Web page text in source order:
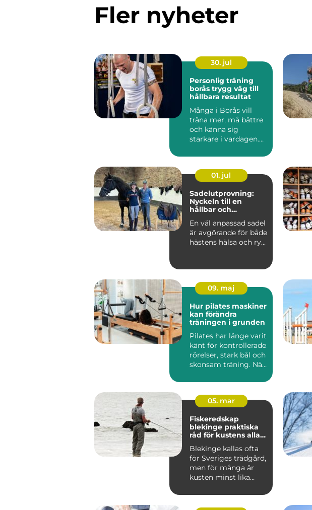
Fler nyheter
30. jul
Personlig träning
borås trygg väg till
hållbara resultat
Många i Borås vill
träna mer, må bättre
och känna sig
starkare i vardagen.
efter...
01. jul
Sadelutprovning:
Nyckeln till en
hållbar och
En väl anpassad sadel
är avgörande för både
hästens hälsa och ry...
09. maj
Hur pilates maskiner
kan förändra
träningen i grunden
Pilates har länge varit
känt för kontrollerade
rörelser, stark bål och
skonsam träning. När
05. mar
Fiskeredskap
blekinge praktiska
råd för kustens alla
Blekinge kallas ofta
för Sveriges trädgård,
men för många är
kusten minst lika
m...